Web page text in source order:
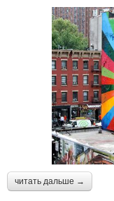
читать дальше →